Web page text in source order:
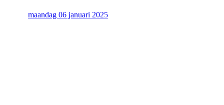
maandag 06 januari 2025